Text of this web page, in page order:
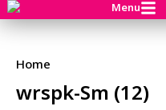
Menu
Home
wrspk-Sm (12)